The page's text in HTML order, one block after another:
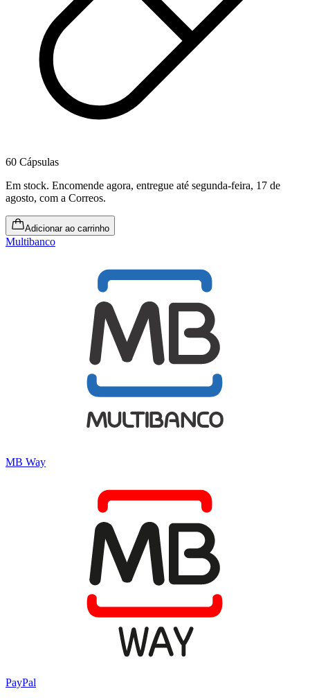
60 Cápsulas
Em stock. Encomende agora, entregue até segunda-feira, 17 de
agosto, com a Correos.
Adicionar ao carrinho
Multibanco
MB Way
PayPal